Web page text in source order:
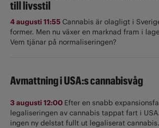
till livsstil
4 augusti 11:55 Cannabis är olagligt i
former. Men nu växer en marknad fram i
Vem tjänar på normaliseringen?
Avmattning i USA:s cannabisvåg
3 augusti 12:00 Efter en snabb
legaliseringen av cannabis tappat fart i
ingen ny delstat fullt ut ­legaliserat cannabis.